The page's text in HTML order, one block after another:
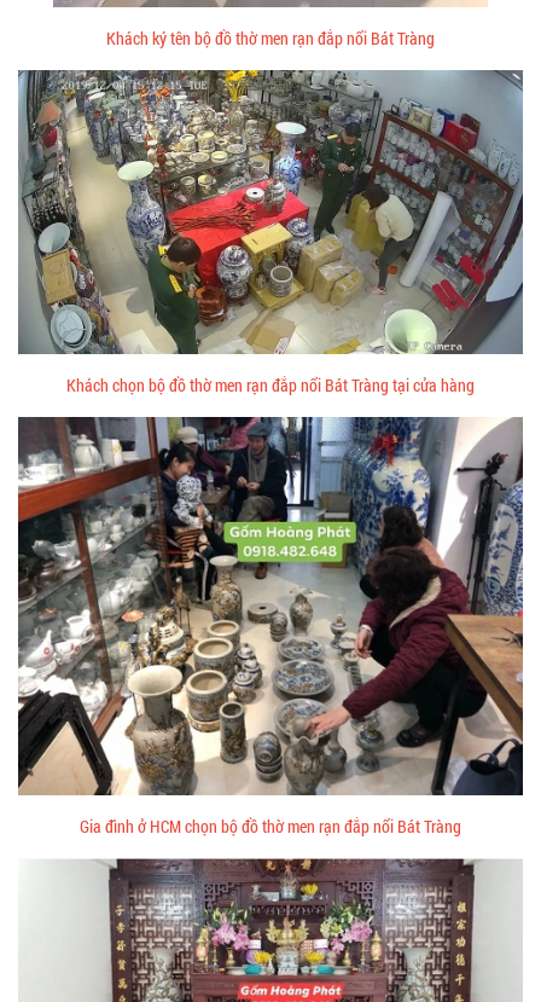
Khách ký tên bộ đồ thờ men rạn đắp nổi Bát Tràng
Khách chọn bộ đồ thờ men rạn đắp nổi Bát Tràng tại cửa hàng
Gia đình ở HCM chọn bộ đồ thờ men rạn đắp nổi Bát Tràng